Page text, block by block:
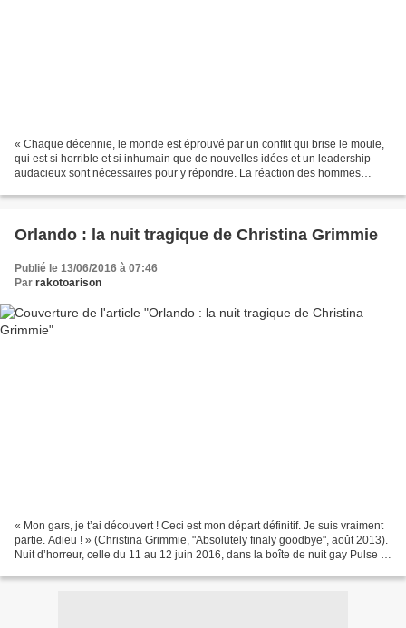
« Chaque décennie, le monde est éprouvé par un conflit qui brise le moule,
qui est si horrible et si inhumain que de nouvelles idées et un leadership
audacieux sont nécessaires pour y répondre. La réaction des hommes
Orlando : la nuit tragique de Christina Grimmie
Publié le 13/06/2016 à 07:46
Par rakotoarison
« Mon gars, je t’ai découvert ! Ceci est mon départ définitif. Je suis vraiment
partie. Adieu ! » (Christina Grimmie, "Absolutely finaly goodbye", août 2013).
Nuit d’horreur, celle du 11 au 12 juin 2016, dans la boîte de nuit gay Pulse à